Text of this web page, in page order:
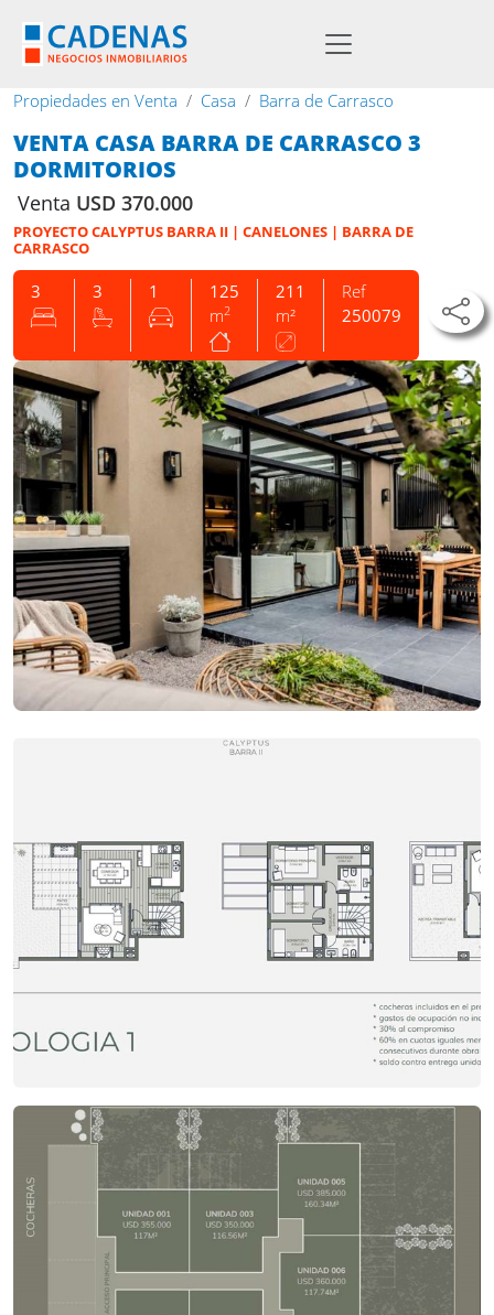
Propiedades en Venta Casa Barra de Carrasco
VENTA CASA BARRA DE CARRASCO 3
DORMITORIOS
Venta USD 370.000
PROYECTO CALYPTUS BARRA II | CANELONES | BARRA DE
CARRASCO
3 3 1
125
m2
211
m²
Ref
250079